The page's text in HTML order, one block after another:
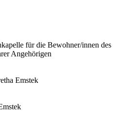
für die Bewohner/innen des
Angehörigen
Emstek